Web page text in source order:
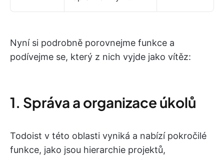
Nyní si podrobně porovnejme funkce a
podívejme se, který z nich vyjde jako vítěz:
1. Správa a organizace úkolů
Todoist v této oblasti vyniká a nabízí pokročilé
funkce, jako jsou hierarchie projektů,